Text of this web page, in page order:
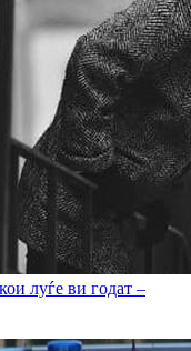
луѓе ви годат –